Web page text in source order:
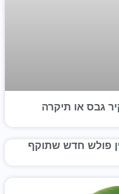
גבס או תיקרה
פולש חדש שתוקף